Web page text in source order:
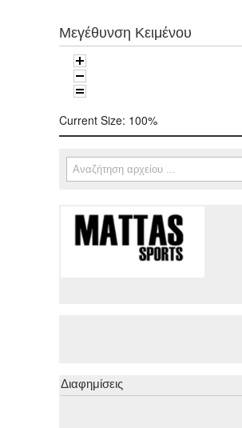
Μεγέθυνση Κειμένου
Current Size: 100%
Φόρμα αναζήτησης
Αναζήτηση
Διαφημίσεις